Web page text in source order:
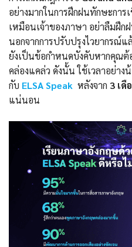
อย่างมากในการฝึกฝนทักษะกา
เหมือนเจ้าของภาษา อย่าลืมฝึก
นอกจากการปรับปรุงไวยากรณ์แ
ยังเป็นข้อกำหนดบังคับหากคุณต้
คล่องแคล่ว ดังนั้น ใช้เวลาอย่าง
กับ ELSA Speak หลังจาก 3 เดื
แน่นอน